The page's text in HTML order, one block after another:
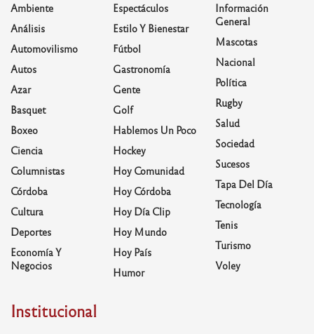
Ambiente
Análisis
Automovilismo
Autos
Azar
Basquet
Boxeo
Ciencia
Columnistas
Córdoba
Cultura
Deportes
Economía Y
Negocios
Espectáculos
Estilo Y Bienestar
Fútbol
Gastronomía
Gente
Golf
Hablemos Un Poco
Hockey
Hoy Comunidad
Hoy Córdoba
Hoy Día Clip
Hoy Mundo
Hoy País
Humor
Información
General
Mascotas
Nacional
Política
Rugby
Salud
Sociedad
Sucesos
Tapa Del Día
Tecnología
Tenis
Turismo
Voley
Institucional